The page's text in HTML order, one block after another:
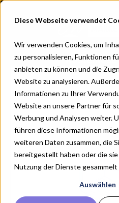
Diese Webseite verwendet
Wir verwenden Cookies, um
zu personalisieren, Funktionen
anbieten zu können und die
Website zu analysieren.
Informationen zu Ihrer
Website an unsere Partner für
Werbung und Analysen weiter.
führen diese Informationen
weiteren Daten zusammen, die
bereitgestellt haben oder die sie
Nutzung der Dienste gesammelt
Auswählen